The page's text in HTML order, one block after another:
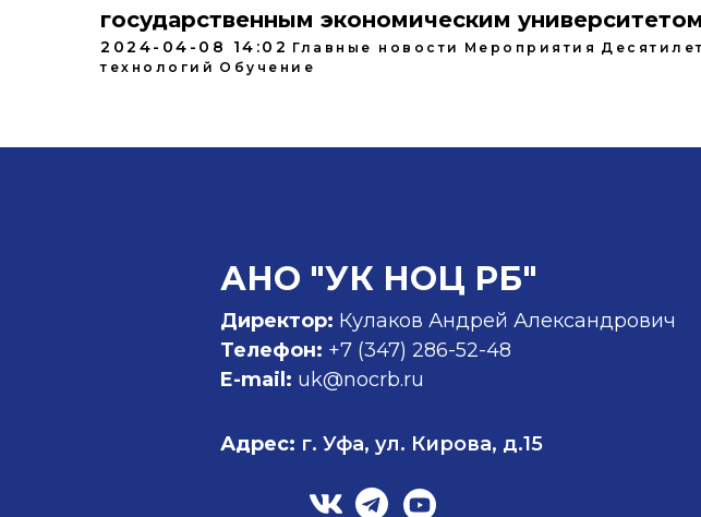
государственным экономическим
2024-04-08 14:02 Главные новости Мероприятия
технологий Обучение
АНО "УК НОЦ РБ"
Директор: Кулаков Андрей Александрович
Телефон: +7 (347) 286-52-48
E-mail: uk@nocrb.ru
Адрес: г. Уфа, ул. Кирова, д.15